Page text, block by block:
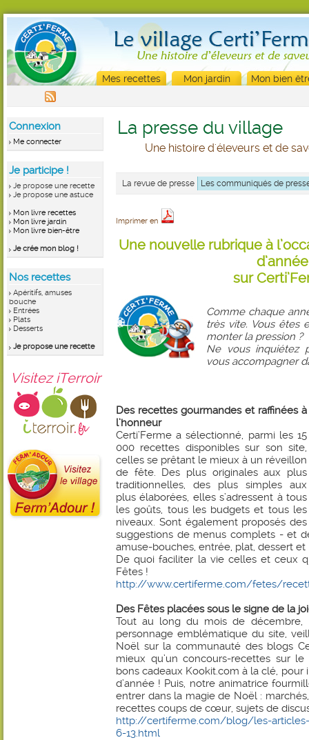
Mes recettes Mon jardin Mon bien
Connexion
Me connecter
Je participe !
Je propose une recette
Je propose une astuce
Mon livre recettes
Mon livre jardin
Mon livre bien-être
Je crée mon blog !
Nos recettes
Apéritifs, amuses
bouche
Entrées
Plats
Desserts
Je propose une recette
Visitez iTerroir
La presse du village
Une histoire d'éleveurs et de
La revue de presse Les communiqués de
Imprimer en
Une nouvelle rubrique à
d’année
sur
Comme chaque
très vite. Vous êtes
monter la pression ?
Ne vous inquiétez
vous accompagner
Des recettes gourmandes et raffinées à
l’honneur
Certi’Ferme a sélectionné, parmi les 15
000 recettes disponibles sur son site,
celles se prêtant le mieux à un réveillon
de fête. Des plus originales aux plus
traditionnelles, des plus simples aux
plus élaborées, elles s’adressent à tous
les goûts, tous les budgets et tous les
niveaux. Sont également proposés des
suggestions de menus complets - et
amuse-bouches, entrée, plat, dessert et
De quoi faciliter la vie celles et ceux
Fêtes !
http://www.certiferme.com/fetes/
Des Fêtes placées sous le signe de la
Tout au long du mois de
personnage emblématique du site,
Noël sur la communauté des blogs
mieux qu’un concours-recettes sur
bons cadeaux Kookit.com à la clé,
d’année ! Puis, notre animatrice
entrer dans la magie de Noël :
recettes coups de cœur, sujets de
http://certiferme.com/blog/les-
6-13.html